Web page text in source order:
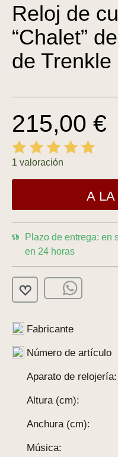
Reloj de
“Chalet”
de Trenkle
215,00 €
1 valoración
A LA
Plazo de entrega: en
en 24 horas
Fabricante
Número de artículo
Aparato de relojería:
Altura (cm):
Anchura (cm):
Música: